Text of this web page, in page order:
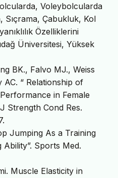
Voleybolcularda
Sıçrama, Çabukluk, Kol
Özelliklerini
Üniversitesi, Yüksek
BK., Falvo MJ., Weiss
AC. “ Relationship of
in Female
Strength Cond Res.
Jumping As a Training
Sports Med.
Muscle Elasticity in